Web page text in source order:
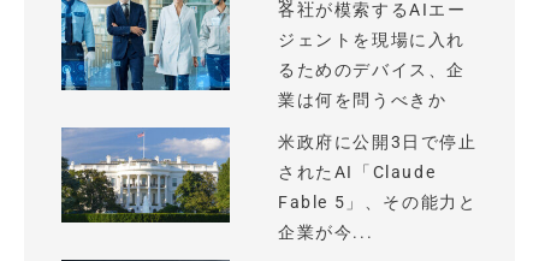
各社が模索するAIエー
ジェントを現場に入れ
るためのデバイス、企
業は何を問うべきか
米政府に公開3日で停止
されたAI「Claude
Fable 5」、その能力と
企業が今...